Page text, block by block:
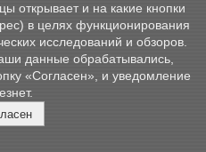
открывает и на какие кнопки
в целях функционирования
исследований и обзоров.
данные обрабатывались,
«Согласен», и уведомление